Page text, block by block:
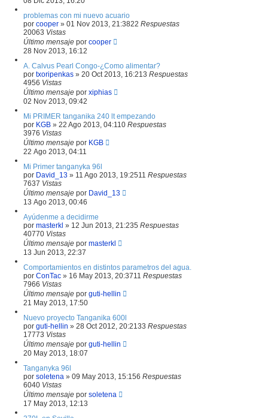
problemas con mi nuevo acuario
por cooper » 01 Nov 2013, 21:3822 Respuestas
20063 Vistas
Último mensaje por cooper
28 Nov 2013, 16:12
A. Calvus Pearl Congo-¿Como alimentar?
por txoripenkas » 20 Oct 2013, 16:21 3 Respuestas
4956 Vistas
Último mensaje por xiphias
02 Nov 2013, 09:42
Mi PRIMER tanganika 240 lt empezando
por KGB » 22 Ago 2013, 04:11 0 Respuestas
3976 Vistas
Último mensaje por KGB
22 Ago 2013, 04:11
Mi Primer tanganyka 96l
por David_13 » 11 Ago 2013, 19:2511 Respuestas
7637 Vistas
Último mensaje por David_13
13 Ago 2013, 00:46
Ayúdenme a decidirme
por masterkl » 12 Jun 2013, 21:235 Respuestas
40770 Vistas
Último mensaje por masterkl
13 Jun 2013, 22:37
Comportamientos en distintos parametros del agua.
por ConTac » 16 May 2013, 20:3711 Respuestas
7966 Vistas
Último mensaje por guti-hellin
21 May 2013, 17:50
Nuevo proyecto Tanganika 600l
por guti-hellin » 28 Oct 2012, 20:21 33 Respuestas
17773 Vistas
Último mensaje por guti-hellin
20 May 2013, 18:07
Tanganyka 96l
por soletena » 09 May 2013, 15:156 Respuestas
6040 Vistas
Último mensaje por soletena
17 May 2013, 12:13